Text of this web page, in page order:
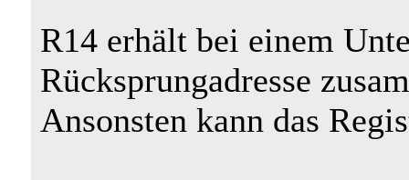
R14 erhält bei einem
Rücksprungadresse
Ansonsten kann das